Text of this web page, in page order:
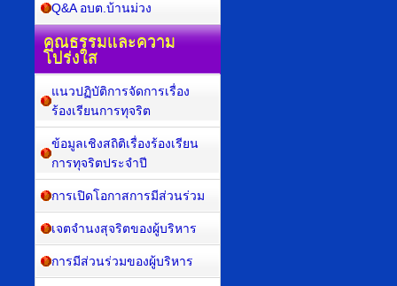
Q&A อบต.บ้านม่วง
คุณธรรมและความ
โปร่งใส
แนวปฏิบัติการจัดการเรื่อง
ร้องเรียนการทุจริต
ข้อมูลเชิงสถิติเรื่องร้องเรียน
การทุจริตประจำปี
การเปิดโอกาสการมีส่วนร่วม
เจตจำนงสุจริตของผู้บริหาร
การมีส่วนร่วมของผู้บริหาร